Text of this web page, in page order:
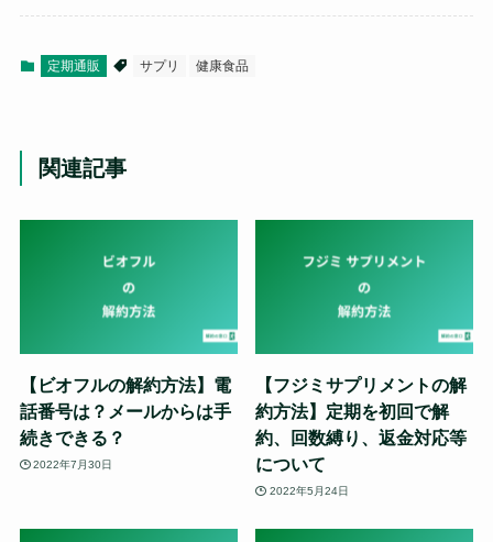
定期通販 サプリ 健康食品
関連記事
【ビオフルの解約方法】電
話番号は？メールからは手
続きできる？
2022年7月30日
【フジミサプリメントの解
約方法】定期を初回で解
約、回数縛り、返金対応等
について
2022年5月24日